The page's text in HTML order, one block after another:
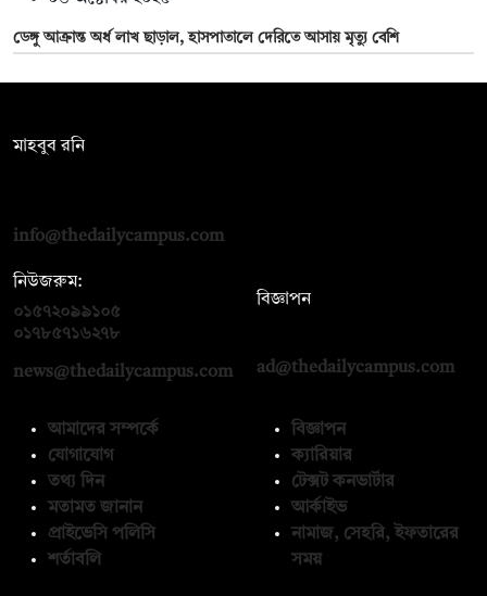
ডেঙ্গু আক্রান্ত অর্ধ লাখ ছাড়াল, হাসপাতালে দেরিতে আসায় মৃত্যু বেশি
মাহবুব রনি
info@thedailycampus.com
নিউজরুম:
০১৫৭২০৯৯১০৫
০১৭৮৫৭১৬২৭৮
news@thedailycampus.com
বিজ্ঞাপন
ad@thedailycampus.com
আমাদের সম্পর্কে
যোগাযোগ
তথ্য দিন
মতামত জানান
প্রাইভেসি পলিসি
শর্তাবলি
বিজ্ঞাপন
ক্যারিয়ার
টেক্সট কনভার্টার
আর্কাইভ
নামাজ, সেহরি, ইফতারের
সময়